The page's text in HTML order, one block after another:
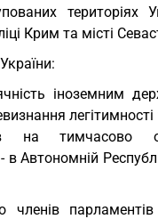
територіях
Крим та місті
іноземним
на тимчасово
в Автономній
членів